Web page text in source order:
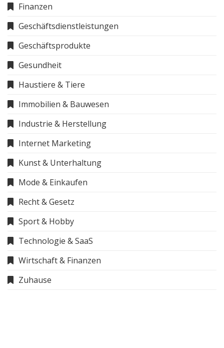
Finanzen
Geschäftsdienstleistungen
Geschäftsprodukte
Gesundheit
Haustiere & Tiere
Immobilien & Bauwesen
Industrie & Herstellung
Internet Marketing
Kunst & Unterhaltung
Mode & Einkaufen
Recht & Gesetz
Sport & Hobby
Technologie & SaaS
Wirtschaft & Finanzen
Zuhause